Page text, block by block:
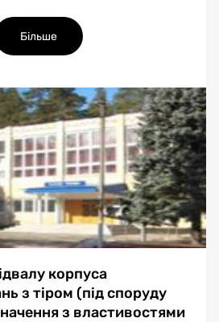
Більше
корпуса
з тіром (під споруду
з властивостями